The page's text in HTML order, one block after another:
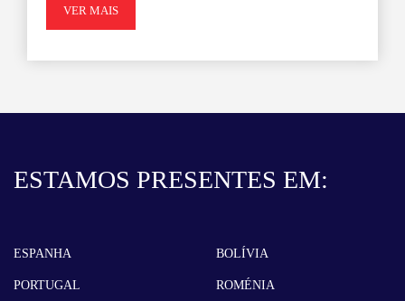
VER MAIS
ESTAMOS PRESENTES EM:
ESPANHA
PORTUGAL
BOLÍVIA
ROMÉNIA